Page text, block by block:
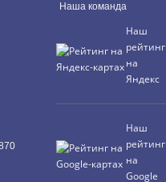
Наша команда
Наш
рейтинг
на
Яндекс
Наш
рейтинг
на
Google